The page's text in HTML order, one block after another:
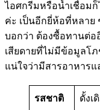
ไอศกรีมหรือน้ำเชื่อม
ค่ะ เป็นอีกยี่ห้อที่หลาย
บอกว่า ต้องซื้อทานต่
เสียดายที่ไม่มีข้อมูลโภ
แน่ใจว่ามีสารอาหารแ
รสชาติ ดั้งเ